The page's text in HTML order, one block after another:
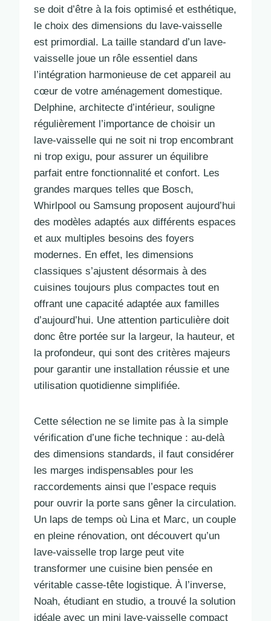
se doit d’être à la fois optimisé et esthétique,
le choix des dimensions du lave-vaisselle
est primordial. La taille standard d’un lave-
vaisselle joue un rôle essentiel dans
l’intégration harmonieuse de cet appareil au
cœur de votre aménagement domestique.
Delphine, architecte d’intérieur, souligne
régulièrement l’importance de choisir un
lave-vaisselle qui ne soit ni trop encombrant
ni trop exigu, pour assurer un équilibre
parfait entre fonctionnalité et confort. Les
grandes marques telles que Bosch,
Whirlpool ou Samsung proposent aujourd’hui
des modèles adaptés aux différents espaces
et aux multiples besoins des foyers
modernes. En effet, les dimensions
classiques s’ajustent désormais à des
cuisines toujours plus compactes tout en
offrant une capacité adaptée aux familles
d’aujourd’hui. Une attention particulière doit
donc être portée sur la largeur, la hauteur, et
la profondeur, qui sont des critères majeurs
pour garantir une installation réussie et une
utilisation quotidienne simplifiée.
Cette sélection ne se limite pas à la simple
vérification d’une fiche technique : au-delà
des dimensions standards, il faut considérer
les marges indispensables pour les
raccordements ainsi que l’espace requis
pour ouvrir la porte sans gêner la circulation.
Un laps de temps où Lina et Marc, un couple
en pleine rénovation, ont découvert qu’un
lave-vaisselle trop large peut vite
transformer une cuisine bien pensée en
véritable casse-tête logistique. À l’inverse,
Noah, étudiant en studio, a trouvé la solution
idéale avec un mini lave-vaisselle compact